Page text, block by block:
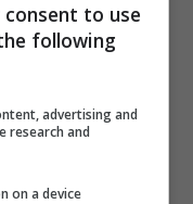
di
le
to use
following
advertising and
research and
on a device